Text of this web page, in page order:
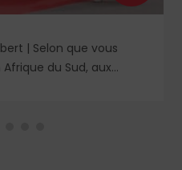
| Selon que vous
du Sud, aux
ou en Irlande